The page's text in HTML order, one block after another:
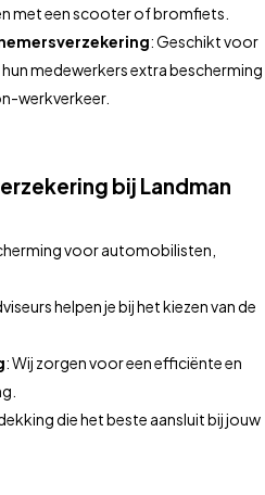
met een scooter of bromfiets.
: Geschikt voor
medewerkers extra bescherming
werkverkeer.
bij Landman
voor automobilisten,
helpen je bij het kiezen van de
: Wij zorgen voor een efficiënte en
die het beste aansluit bij jouw